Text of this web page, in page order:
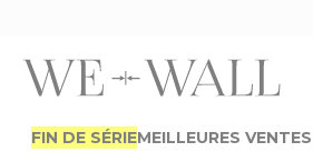
FIN DE SÉRIEMEILLEURES VENTES